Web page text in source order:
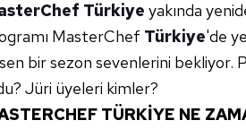
Türkiye yakında
MasterChef Türkiye'de
bir sezon sevenlerini
Jüri üyeleri kimler?
TÜRKİYE NE